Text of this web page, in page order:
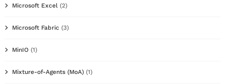
Microsoft Excel (2)
Microsoft Fabric (3)
MinIO (1)
Mixture-of-Agents (MoA) (1)